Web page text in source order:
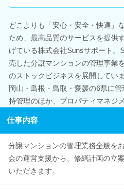
どこよりも「安心・安全・快適」
ため、最高品質のサービスを提供
げている株式会社Sunsサポート。
売した分譲マンションの管理事業
のストックビジネスを展開してい
岡山・島根・鳥取・愛媛の6県に
持管理のほか、プロパティマネジ
仕事内容
分譲マンションの管理業務全般を
会の運営支援から、修繕計画の立
いただきます。